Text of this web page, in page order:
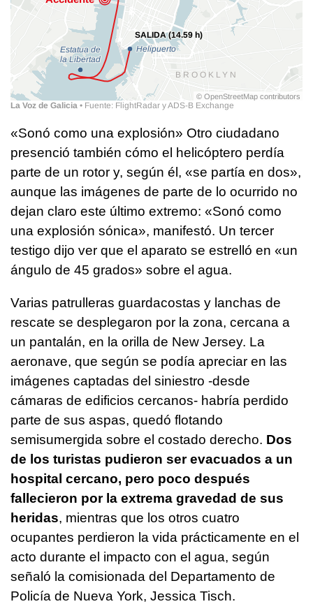
«Sonó como una explosión» Otro ciudadano
presenció también cómo el helicóptero perdía
parte de un rotor y, según él, «se partía en dos»,
aunque las imágenes de parte de lo ocurrido no
dejan claro este último extremo: «Sonó como
una explosión sónica», manifestó. Un tercer
testigo dijo ver que el aparato se estrelló en «un
ángulo de 45 grados» sobre el agua.
Varias patrulleras guardacostas y lanchas de
rescate se desplegaron por la zona, cercana a
un pantalán, en la orilla de New Jersey. La
aeronave, que según se podía apreciar en las
imágenes captadas del siniestro -desde
cámaras de edificios cercanos- habría perdido
parte de sus aspas, quedó flotando
semisumergida sobre el costado derecho. Dos
de los turistas pudieron ser evacuados a un
hospital cercano, pero poco después
fallecieron por la extrema gravedad de sus
heridas, mientras que los otros cuatro
ocupantes perdieron la vida prácticamente en el
acto durante el impacto con el agua, según
señaló la comisionada del Departamento de
Policía de Nueva York, Jessica Tisch.